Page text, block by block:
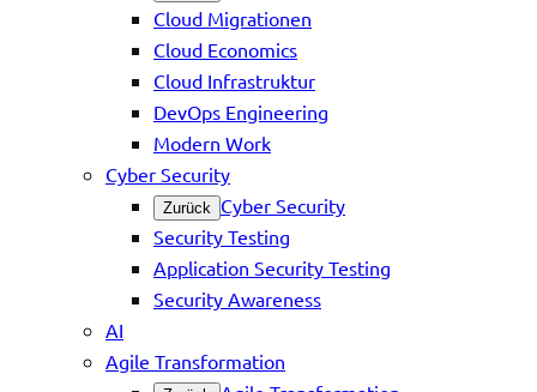
Cloud Migrationen
Cloud Economics
Cloud Infrastruktur
DevOps Engineering
Modern Work
Cyber Security
Zurück Cyber Security
Security Testing
Application Security Testing
Security Awareness
AI
Agile Transformation